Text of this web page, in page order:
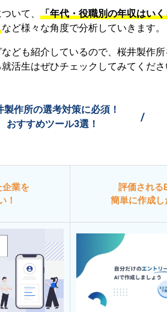
いて、 「年代・役職別の年収はい
など様々な角度で分析していきます。
ども紹介しているので、桜井製作
活生はぜひチェックしてみてくださ
製作所の選考対策に必須！
おすすめツール3選！
/
企業を
！
評価される
簡単に作成し